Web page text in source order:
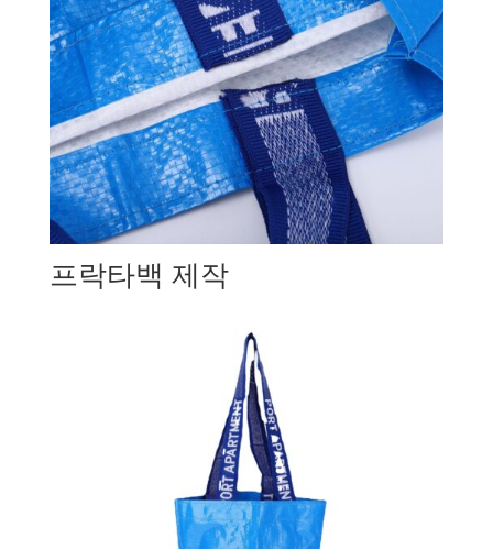
프락타백 제작